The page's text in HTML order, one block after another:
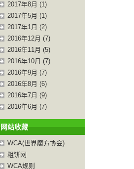
2017年8月 (1)
2017年5月 (1)
2017年1月 (2)
2016年12月 (7)
2016年11月 (5)
2016年10月 (7)
2016年9月 (7)
2016年8月 (6)
2016年7月 (9)
2016年6月 (7)
网站收藏
WCA(世界魔方协会)
粗饼网
WCA规则